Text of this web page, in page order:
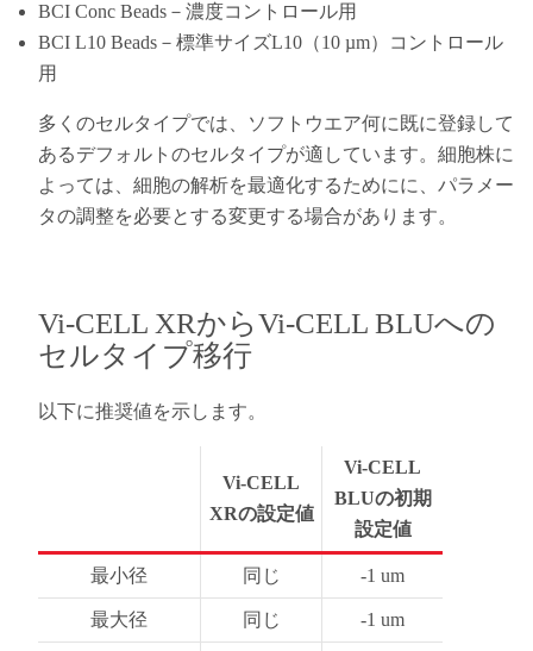
BCI Conc Beads－濃度コントロール用
BCI L10 Beads－標準サイズL10（10 µm）コントロール
用
多くのセルタイプでは、ソフトウエア何に既に登録して
あるデフォルトのセルタイプが適しています。細胞株に
よっては、細胞の解析を最適化するためにに、パラメー
タの調整を必要とする変更する場合があります。
Vi-CELL XRからVi-CELL BLUへの
セルタイプ移行
以下に推奨値を示します。
Vi-CELL
XRの設定値
Vi-CELL
BLUの初期
設定値
最小径 同じ -1 um
最大径 同じ -1 um